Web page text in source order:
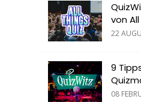
von
22
9
08